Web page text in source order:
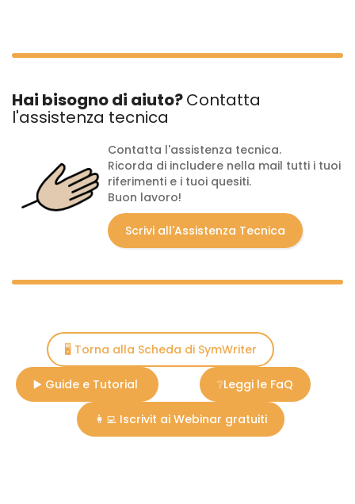
Hai bisogno di aiuto?Contatta
l'assistenza tecnica
Contatta l'assistenza tecnica.
Ricorda di includere nella mail tutti i tuoi
riferimenti e i tuoi quesiti.
Buon lavoro!
Scrivi all'Assistenza Tecnica
🖥️ Torna alla Scheda di SymWriter
▶️ Guide e Tutorial ❔Leggi le FaQ
👩‍💻 Iscrivit ai Webinar gratuiti